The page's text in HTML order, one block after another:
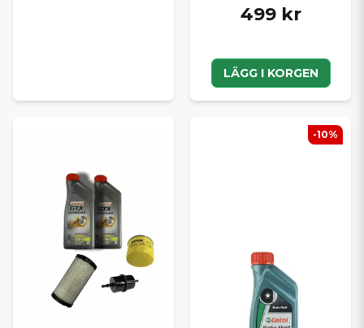
499 kr
LÄGG I KORGEN
-10%